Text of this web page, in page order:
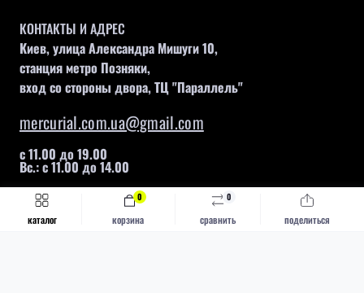
каталог сравнить
0
поделиться
корзина
0
Быстрый заказ
КОНТАКТЫ И АДРЕС
Киев, улица Александра Мишуги 10,
станция метро Позняки,
вход со стороны двора, ТЦ "Параллель"
mercurial.com.ua@gmail.com
с 11.00 до 19.00
Вс.: с 11.00 до 14.00